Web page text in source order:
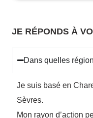
JE RÉPONDS À
Dans quelles
Je suis basé en
Sèvres.
Mon rayon d’action